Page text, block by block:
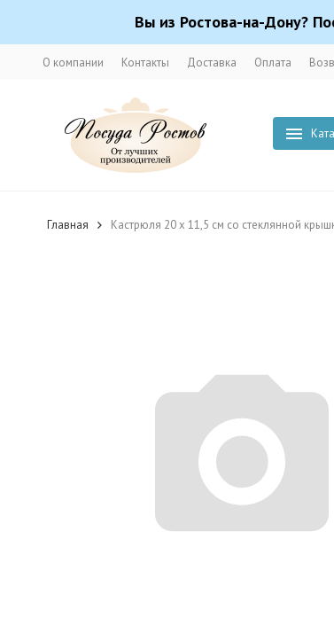
Вы из Ростова-на-Дону?
О компании Контакты Доставка Оплата
Главная Кастрюля 20 x 11,5 см со стеклянной